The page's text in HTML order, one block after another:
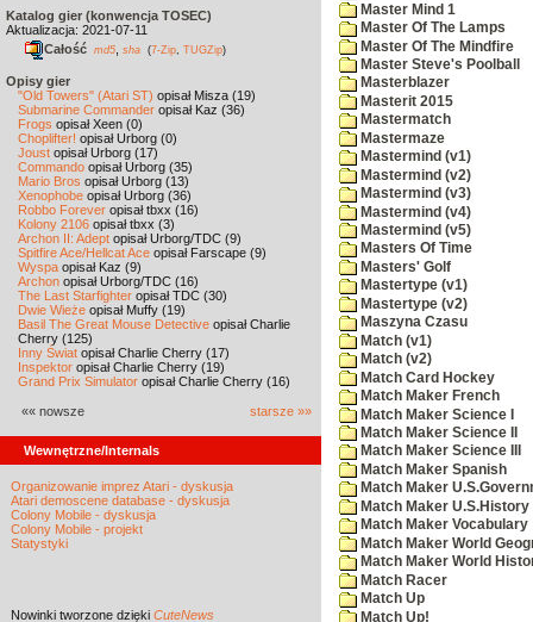
Katalog gier (konwencja TOSEC)
Aktualizacja: 2021-07-11
Całość md5 sha (7-Zip TUGZip)
Opisy gier
"Old Towers" (Atari ST) opisał Misza (19)
Submarine Commander opisał Kaz (36)
Frogs opisał Xeen (0)
Choplifter! opisał Urborg (0)
Joust opisał Urborg (17)
Commando opisał Urborg (35)
Mario Bros opisał Urborg (13)
Xenophobe opisał Urborg (36)
Robbo Forever opisał tbxx (16)
Kolony 2106 opisał tbxx (3)
Archon II: Adept opisał Urborg/TDC (9)
Spitfire Ace/Hellcat Ace opisał Farscape (9)
Wyspa opisał Kaz (9)
Archon opisał Urborg/TDC (16)
The Last Starfighter opisał TDC (30)
Dwie Wieże opisał Muffy (19)
Basil The Great Mouse Detective opisał Charlie
Cherry (125)
Inny Świat opisał Charlie Cherry (17)
Inspektor opisał Charlie Cherry (19)
Grand Prix Simulator opisał Charlie Cherry (16)
«« nowsze starsze »»
Wewnętrzne/Internals
Organizowanie imprez Atari - dyskusja
Atari demoscene database - dyskusja
Colony Mobile - dyskusja
Colony Mobile - projekt
Statystyki
Nowinki tworzone dzięki CuteNews
Master Mind 1
Master Of The Lamps
Master Of The Mindfire
Master Steve's Poolball
Masterblazer
Masterit 2015
Mastermatch
Mastermaze
Mastermind (v1)
Mastermind (v2)
Mastermind (v3)
Mastermind (v4)
Mastermind (v5)
Masters Of Time
Masters' Golf
Mastertype (v1)
Mastertype (v2)
Maszyna Czasu
Match (v1)
Match (v2)
Match Card Hockey
Match Maker French
Match Maker Science I
Match Maker Science II
Match Maker Science III
Match Maker Spanish
Match Maker
Match Maker U.S.History
Match Maker Vocabulary
Match Maker World
Match Maker World
Match Racer
Match Up
Match Up!